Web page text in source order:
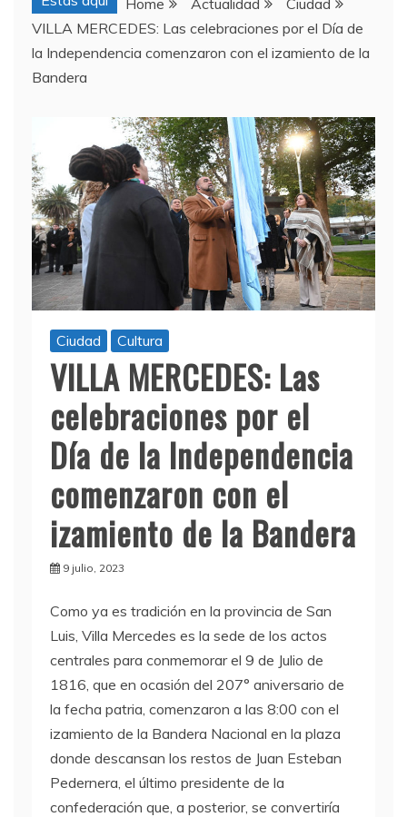
Home Actualidad
Ciudad
VILLA MERCEDES: Las celebraciones por el Día de
la Independencia comenzaron con el izamiento de la
Bandera
Ciudad Cultura
VILLA MERCEDES: Las
celebraciones por el
Día de la Independencia
comenzaron con el
izamiento de la Bandera
9 julio, 2023
Como ya es tradición en la provincia de San
Luis, Villa Mercedes es la sede de los actos
centrales para conmemorar el 9 de Julio de
1816, que en ocasión del 207° aniversario de
la fecha patria, comenzaron a las 8:00 con el
izamiento de la Bandera Nacional en la plaza
donde descansan los restos de Juan Esteban
Pedernera, el último presidente de la
confederación que, a posterior, se convertiría